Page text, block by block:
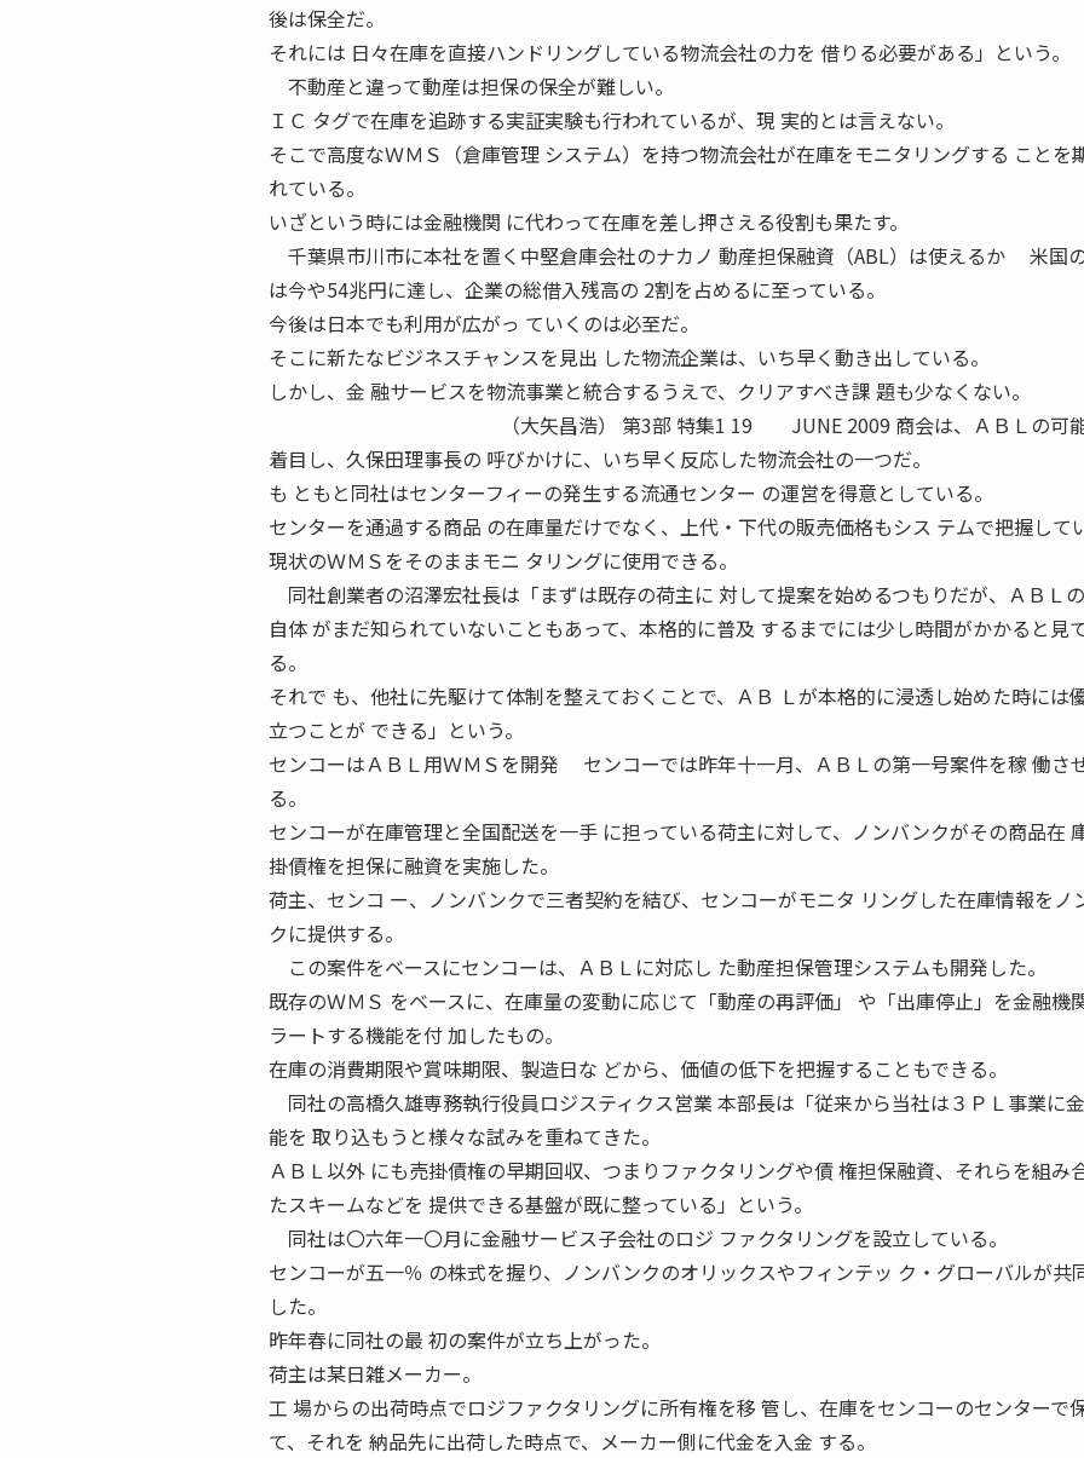
後は保全だ。
それには 日々在庫を直接ハンドリングしている物流会社の力を 借りる必要がある」という。
不動産と違って動産は担保の保全が難しい。
ＩＣ タグで在庫を追跡する実証実験も行われているが、現 実的とは言えない。
そこで高度なＷＭＳ（倉庫管理 システム）を持つ物流会社が在庫をモニタリングする ことを
れている。
いざという時には金融機関 に代わって在庫を差し押さえる役割も果たす。
千葉県市川市に本社を置く中堅倉庫会社のナカノ 動産担保融資（ABL）は使えるか 米国
は今や54兆円に達し、企業の総借入残高の 2割を占めるに至っている。
今後は日本でも利用が広がっ ていくのは必至だ。
そこに新たなビジネスチャンスを見出 した物流企業は、いち早く動き出している。
しかし、金 融サービスを物流事業と統合するうえで、クリアすべき課 題も少なくない。
（大矢昌浩） 第3部 特集1 19 JUNE 2009 商会は、ＡＢＬの可能
着目し、久保田理事長の 呼びかけに、いち早く反応した物流会社の一つだ。
も ともと同社はセンターフィーの発生する流通センター の運営を得意としている。
センターを通過する商品 の在庫量だけでなく、上代・下代の販売価格もシス テムで把握して
現状のＷＭＳをそのままモニ タリングに使用できる。
同社創業者の沼澤宏社長は「まずは既存の荷主に 対して提案を始めるつもりだが、ＡＢＬ
自体 がまだ知られていないこともあって、本格的に普及 するまでには少し時間がかかると見
る。
それで も、他社に先駆けて体制を整えておくことで、ＡＢ Ｌが本格的に浸透し始めた時には
立つことが できる」という。
センコーはＡＢＬ用ＷＭＳを開発 センコーでは昨年十一月、ＡＢＬの第一号案件を稼 働さ
る。
センコーが在庫管理と全国配送を一手 に担っている荷主に対して、ノンバンクがその商品在
掛債権を担保に融資を実施した。
荷主、センコ ー、ノンバンクで三者契約を結び、センコーがモニタ リングした在庫情報をノ
クに提供する。
この案件をベースにセンコーは、ＡＢＬに対応し た動産担保管理システムも開発した。
既存のＷＭＳ をベースに、在庫量の変動に応じて「動産の再評価」 や「出庫停止」を金融機
ラートする機能を付 加したもの。
在庫の消費期限や賞味期限、製造日な どから、価値の低下を把握することもできる。
同社の高橋久雄専務執行役員ロジスティクス営業 本部長は「従来から当社は３ＰＬ事業に
能を 取り込もうと様々な試みを重ねてきた。
ＡＢＬ以外 にも売掛債権の早期回収、つまりファクタリングや債 権担保融資、それらを組み
たスキームなどを 提供できる基盤が既に整っている」という。
同社は〇六年一〇月に金融サービス子会社のロジ ファクタリングを設立している。
センコーが五一％ の株式を握り、ノンバンクのオリックスやフィンテッ ク・グローバルが共
した。
昨年春に同社の最 初の案件が立ち上がった。
荷主は某日雑メーカー。
工 場からの出荷時点でロジファクタリングに所有権を移 管し、在庫をセンコーのセンターで
て、それを 納品先に出荷した時点で、メーカー側に代金を入金 する。